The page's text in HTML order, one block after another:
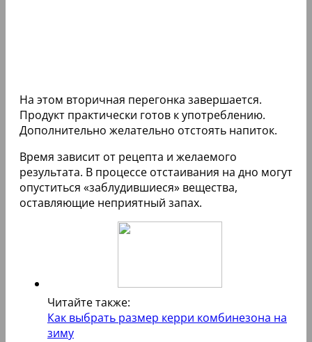
На этом вторичная перегонка завершается.
Продукт практически готов к употреблению.
Дополнительно желательно отстоять напиток.
Время зависит от рецепта и желаемого
результата. В процессе отстаивания на дно могут
опуститься «заблудившиеся» вещества,
оставляющие неприятный запах.
Читайте также:
Как выбрать размер керри комбинезона на
зиму